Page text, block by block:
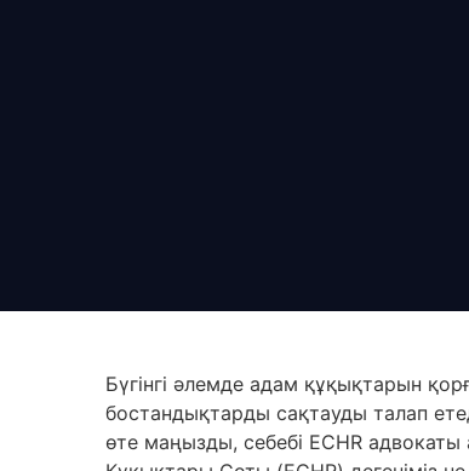
Бүгінгі әлемде адам құқықтарын
бостандықтарды сақтауды талап
өте маңызды, себебі ECHR